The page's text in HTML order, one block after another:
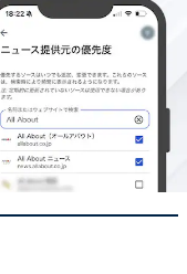
っかりと描いてい
のクオリティが劣
ろまでリアルで尊
からのオリジナリ
ていました（45歳